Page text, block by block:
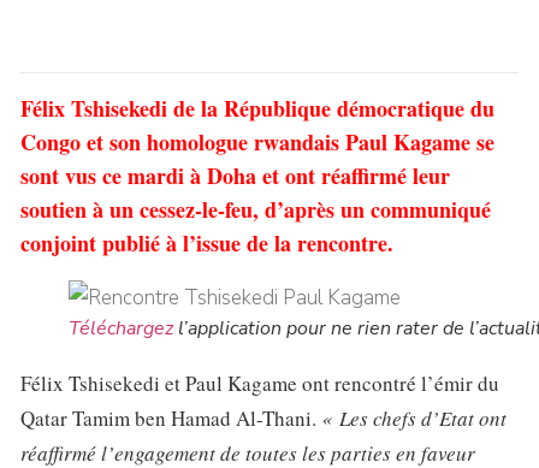
Félix Tshisekedi de la République démocratique du
Congo et son homologue rwandais Paul Kagame se
sont vus ce mardi à Doha et ont réaffirmé leur
soutien à un cessez-le-feu, d’après un communiqué
conjoint publié à l’issue de la rencontre.
Téléchargezl’application pour ne rien rater de
Félix Tshisekedi et Paul Kagame ont rencontré l’émir du
Qatar Tamim ben Hamad Al-Thani. « Les chefs d’Etat ont
réaffirmé l’engagement de toutes les parties en faveur